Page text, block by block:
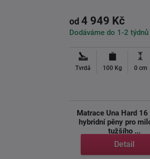
od 4 949 Kč
Dodáváme do 1-2 týdnů
Tvrdá 100 Kg 0 cm
Matrace Una Hard 16
hybridní pěny pro
tužšího ...
Detail